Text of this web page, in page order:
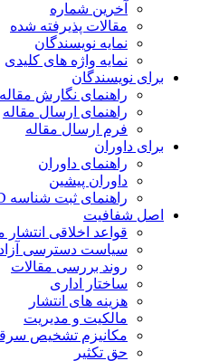
آخرین شماره
مقالات پذیرفته شده
نمایه نویسندگان
نمایه واژه های کلیدی
نویسندگان
راهنمای نگارش مقاله
راهنمای ارسال مقاله
فرم ارسال مقاله
داوران
راهنمای داوران
داوران پیشین
راهنمای ثبت شناسه Researcher ID و ثبت داوری
شفافیت
قواعد اخلاقی انتشار مقالات
سیاست دسترسی آزاد
روند بررسی مقالات
ساختار اداری
هزینه های انتشار
مالکیت و مدیریت
ﻣﮑﺎﻧﯿﺰم ﺗﺸﺨﯿﺺ ﺳﺮﻗﺖ ﻋﻠﻤﯽ
حق تکثیر